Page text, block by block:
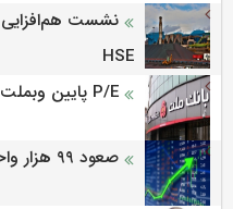
نشست هم‌افزایی
HSE
P/E پایین وبملت چه پیامی برای سهامداران دارد؟
صعود ۹۹ هزار واحدی شاخص بورس